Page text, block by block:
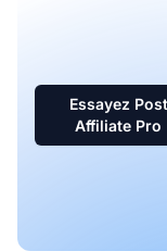
Essayez Post
Affiliate Pro